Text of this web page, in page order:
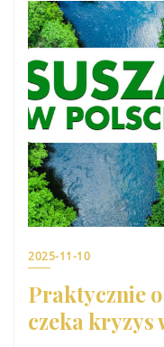
2025-11-10
Praktycznie o
czeka kryzys